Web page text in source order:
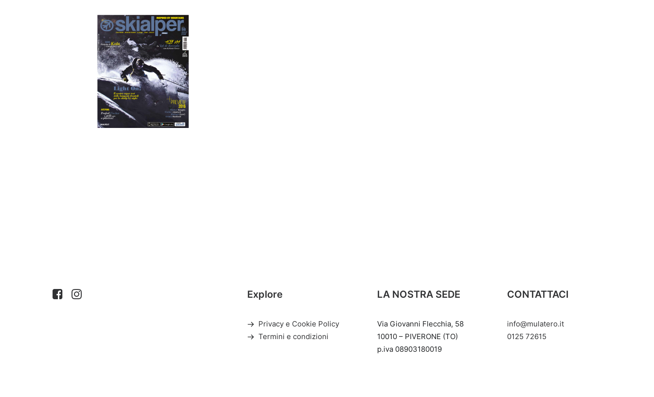
Explore
Privacy e Cookie Policy
Termini e condizioni
LA NOSTRA SEDE
Via Giovanni Flecchia, 58
10010 – PIVERONE (TO)
p.iva 08903180019
CONTATTACI
info@mulatero.it
‭0125 72615‬